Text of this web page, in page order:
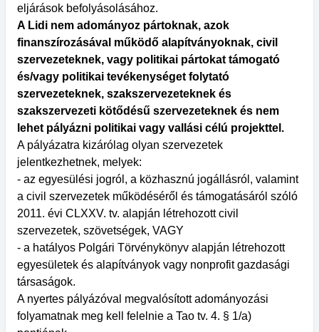
eljárások befolyásolásához.
A Lidi nem adományoz pártoknak, azok
finanszírozásával működő alapítványoknak, civil
szervezeteknek, vagy politikai pártokat támogató
és/vagy politikai tevékenységet folytató
szervezeteknek, szakszervezeteknek és
szakszervezeti kötődésű szervezeteknek és nem
lehet pályázni politikai vagy vallási célú projekttel.
A pályázatra kizárólag olyan szervezetek
jelentkezhetnek, melyek:
- az egyesülési jogról, a közhasznú jogállásról, valamint
a civil szervezetek működéséről és támogatásáról szóló
2011. évi CLXXV. tv. alapján létrehozott civil
szervezetek, szövetségek, VAGY
- a hatályos Polgári Törvénykönyv alapján létrehozott
egyesületek és alapítványok vagy nonprofit gazdasági
társaságok.
A nyertes pályázóval megvalósított adományozási
folyamatnak meg kell felelnie a Tao tv. 4. § 1/a)